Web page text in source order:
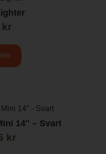
kr
14″ – Svart
kr